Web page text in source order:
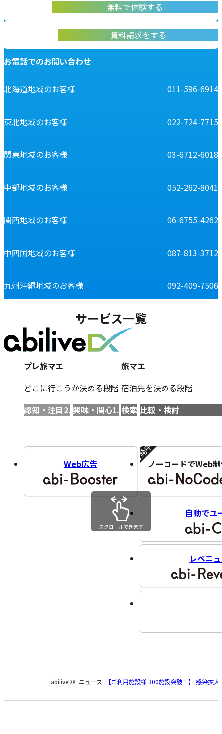
無料デモ体験
実際に操作して体験いただけます
無料で体験する
資料請求
abiliveDXの資料はこちらから
資料請求をする
お電話でのお問い合わせ
北海道地域のお客様 011-596-6914
東北地域のお客様 022-724-7715
関東地域のお客様 03-6712-6018
中部地域のお客様 052-262-8041
関西地域のお客様 06-6755-4262
中四国地域のお客様 087-813-3712
九州沖縄地域のお客様 092-409-7506
サービス一覧
プレ旅マエ
どこに行こうか決める段階
認知・注目
興味・関心
旅マエ
宿泊先を決める段階
検索 比較・検討
Web広告 ノーコードでWeb
開発中!!
自動でユ
レベニ
スクロールできます
の
abiliveDX ニュース 【ご利用施設様 300施設突破！】 感染拡